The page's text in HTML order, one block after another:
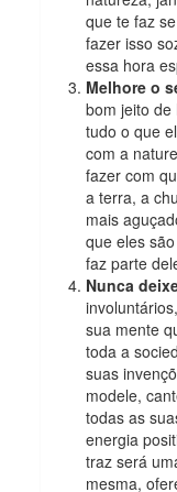
que te faz
fazer isso
essa hora
Melhore o
bom jeito
tudo o que
com a
fazer com
a terra, a
mais
que eles
faz parte
Nunca
sua mente
toda a
suas
modele,
todas as
energia
traz será
mesma,